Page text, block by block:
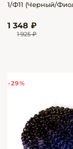
1/Ф11 (Черный/
1 348 ₽
1 925 ₽
-29%